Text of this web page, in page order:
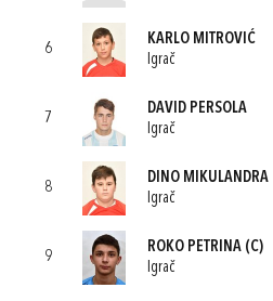
6
KARLO MITROVIĆ
Igrač
7
DAVID PERSOLA
Igrač
8
DINO MIKULANDRA
Igrač
9
ROKO PETRINA (C)
Igrač